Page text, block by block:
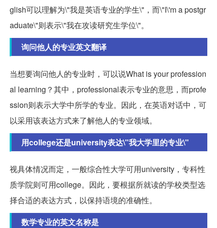
glish可以理解为\"我是英语专业的学生\"，而\"I\'m a postgr
aduate\"则表示\"我在攻读研究生学位\"。
询问他人的专业英文翻译
当想要询问他人的专业时，可以说What is your profession
al learning？其中，professional表示专业的意思，而profe
ssion则表示大学中所学的专业。因此，在英语对话中，可
以采用该表达方式来了解他人的专业领域。
用college还是university表达\"我大学里的专业\"
视具体情况而定，一般综合性大学可用university，专科性
质学院则可用college。因此，要根据所就读的学校类型选
择合适的表达方式，以保持语境的准确性。
数学专业的英文名称是